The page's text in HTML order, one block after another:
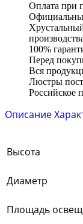
Оплата при
100%
Перед
Вся
Люстры
Российское
Описание
Высота
Диаметр
Площадь